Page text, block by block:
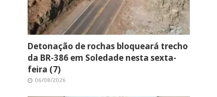
Detonação de rochas bloqueará trecho
da BR-386 em Soledade nesta sexta-
feira (7)
06/08/2026